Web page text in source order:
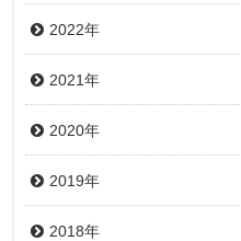
2022年
2021年
2020年
2019年
2018年